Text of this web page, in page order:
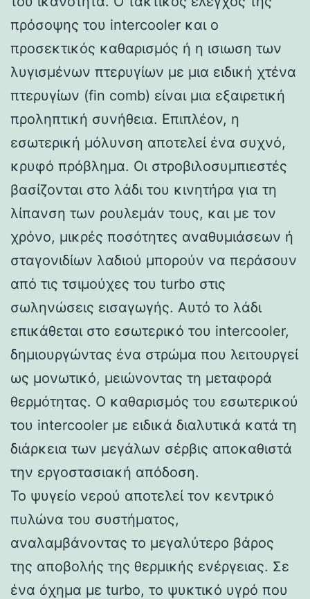
πρόσοψης του intercooler και ο
προσεκτικός καθαρισμός ή η ισιωση των
λυγισμένων πτερυγίων με μια ειδική χτένα
πτερυγίων (fin comb) είναι μια εξαιρετική
προληπτική συνήθεια. Επιπλέον, η
εσωτερική μόλυνση αποτελεί ένα συχνό,
κρυφό πρόβλημα. Οι στροβιλοσυμπιεστές
βασίζονται στο λάδι του κινητήρα για τη
λίπανση των ρουλεμάν τους, και με τον
χρόνο, μικρές ποσότητες αναθυμιάσεων ή
σταγονιδίων λαδιού μπορούν να περάσουν
από τις τσιμούχες του turbo στις
σωληνώσεις εισαγωγής. Αυτό το λάδι
επικάθεται στο εσωτερικό του intercooler,
δημιουργώντας ένα στρώμα που λειτουργεί
ως μονωτικό, μειώνοντας τη μεταφορά
θερμότητας. Ο καθαρισμός του εσωτερικού
του intercooler με ειδικά διαλυτικά κατά τη
διάρκεια των μεγάλων σέρβις αποκαθιστά
την εργοστασιακή απόδοση.
Το ψυγείο νερού αποτελεί τον κεντρικό
πυλώνα του συστήματος,
αναλαμβάνοντας το μεγαλύτερο βάρος
της αποβολής της θερμικής ενέργειας. Σε
ένα όχημα με turbo, το ψυκτικό υγρό που